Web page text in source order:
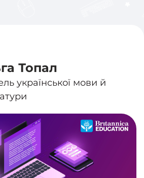
Топал
української мови й